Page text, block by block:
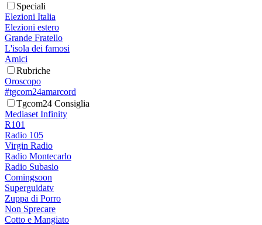
Speciali
Elezioni Italia
Elezioni estero
Grande Fratello
L'isola dei famosi
Amici
Rubriche
Oroscopo
#tgcom24amarcord
Tgcom24 Consiglia
Mediaset Infinity
R101
Radio 105
Virgin Radio
Radio Montecarlo
Radio Subasio
Comingsoon
Superguidatv
Zuppa di Porro
Non Sprecare
Cotto e Mangiato